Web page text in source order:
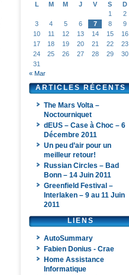
L
M M J V S
D
1
2
3
4 5 6 7 8
9
10
11 12 13 14 15
16
17
18 19 20 21 22
23
24
25 26 27 28 29
30
31
« Mar
ARTICLES RÉCENTS
The Mars Volta –
Noctourniquet
dEUS – Case à Choc – 6
Décembre 2011
Un peu d’air pour un
meilleur retour!
Russian Circles – Bad
Bonn – 14 Juin 2011
Greenfield Festival –
Interlaken – 9 au 11 Juin
2011
LIENS
AutoSummary
Fabien Donius - Crae
Home Assistance
Informatique